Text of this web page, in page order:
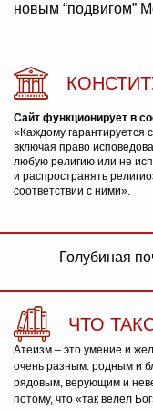
новым “подвигом”
Сайт функционирует в
«Каждому гарантируется
включая право
любую религию или не
и распространять
соответствии с ними».
Голубиная
ЧТО
Атеизм – это умение и
очень разным: родным и
рядовым, верующим и
потому, что «так велел